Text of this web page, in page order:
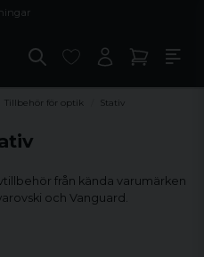
Tillbehör för optik Stativ
från kända varumärken
och Vanguard.